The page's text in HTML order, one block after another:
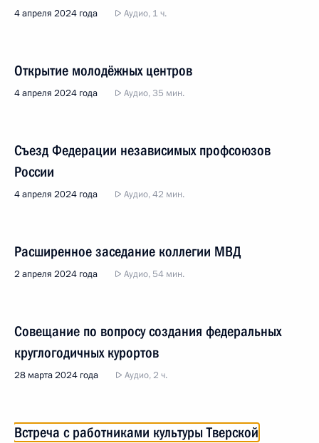
4 апреля 2024 года Аудио, 1 ч.
Открытие молодёжных центров
4 апреля 2024 года Аудио, 35 мин.
Съезд Федерации независимых профсоюзов
России
4 апреля 2024 года Аудио, 42 мин.
Расширенное заседание коллегии МВД
2 апреля 2024 года Аудио, 54 мин.
Совещание по вопросу создания федеральных
круглогодичных курортов
28 марта 2024 года Аудио, 2 ч.
Встреча с работниками культуры Тверской